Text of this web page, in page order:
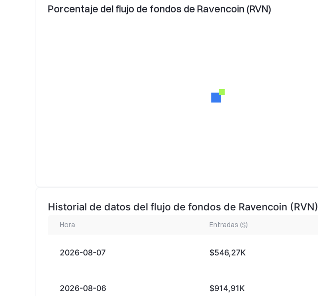
Porcentaje del flujo de fondos de Ravencoin (RVN)
Historial de datos del flujo de fondos de Ravencoin (RVN)
Hora Entradas ($)
2026-08-07 $546,27K
2026-08-06 $914,91K